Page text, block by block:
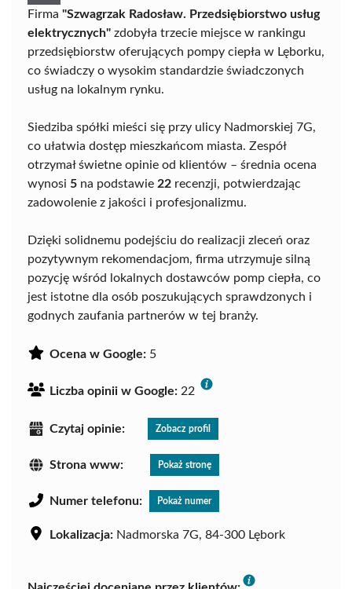
Firma "Szwagrzak Radosław. Przedsiębiorstwo usług
elektrycznych" zdobyła trzecie miejsce w rankingu
przedsiębiorstw oferujących pompy ciepła w Lęborku,
co świadczy o wysokim standardzie świadczonych
usług na lokalnym rynku.
Siedziba spółki mieści się przy ulicy Nadmorskiej 7G,
co ułatwia dostęp mieszkańcom miasta. Zespół
otrzymał świetne opinie od klientów – średnia ocena
wynosi 5 na podstawie 22 recenzji, potwierdzając
zadowolenie z jakości i profesjonalizmu.
Dzięki solidnemu podejściu do realizacji zleceń oraz
pozytywnym rekomendacjom, firma utrzymuje silną
pozycję wśród lokalnych dostawców pomp ciepła, co
jest istotne dla osób poszukujących sprawdzonych i
godnych zaufania partnerów w tej branży.
Ocena w Google: 5
Liczba opinii w Google: 22
Czytaj opinie: Zobacz profil
Strona www: Pokaż stronę
Numer telefonu: Pokaż numer
Lokalizacja: Nadmorska 7G, 84-300 Lębork